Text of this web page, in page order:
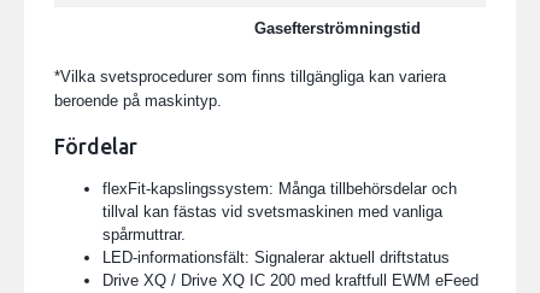
Gasefterströmningstid
*Vilka svetsprocedurer som finns tillgängliga kan variera
beroende på maskintyp.
Fördelar
flexFit-kapslingssystem: Många tillbehörsdelar och
tillval kan fästas vid svetsmaskinen med vanliga
spårmuttrar.
LED-informationsfält: Signalerar aktuell driftstatus
Drive XQ / Drive XQ IC 200 med kraftfull EWM eFeed